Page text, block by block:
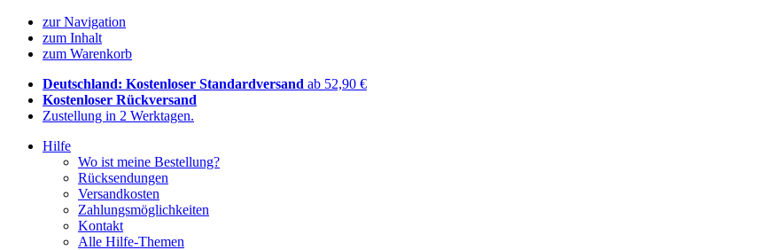
zur Navigation
zum Inhalt
zum Warenkorb
Deutschland: Kostenloser Standardversand ab 52,90 €
Kostenloser Rückversand
Zustellung in 2 Werktagen.
Hilfe
Wo ist meine Bestellung?
Rücksendungen
Versandkosten
Zahlungsmöglichkeiten
Kontakt
Alle Hilfe-Themen